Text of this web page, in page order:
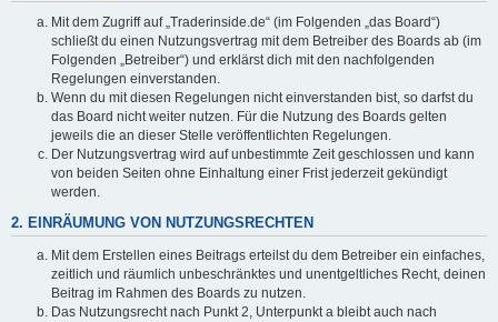
Mit dem Zugriff auf „Traderinside.de“ (im Folgenden „das Board“)
schließt du einen Nutzungsvertrag mit dem Betreiber des Boards ab (im
Folgenden „Betreiber“) und erklärst dich mit den nachfolgenden
Regelungen einverstanden.
Wenn du mit diesen Regelungen nicht einverstanden bist, so darfst du
das Board nicht weiter nutzen. Für die Nutzung des Boards gelten
jeweils die an dieser Stelle veröffentlichten Regelungen.
Der Nutzungsvertrag wird auf unbestimmte Zeit geschlossen und kann
von beiden Seiten ohne Einhaltung einer Frist jederzeit gekündigt
werden.
2. EINRÄUMUNG VON NUTZUNGSRECHTEN
Mit dem Erstellen eines Beitrags erteilst du dem Betreiber ein einfaches,
zeitlich und räumlich unbeschränktes und unentgeltliches Recht, deinen
Beitrag im Rahmen des Boards zu nutzen.
Das Nutzungsrecht nach Punkt 2, Unterpunkt a bleibt auch nach